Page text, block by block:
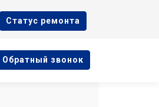
Cтатус ремонта
Oбратный звонок